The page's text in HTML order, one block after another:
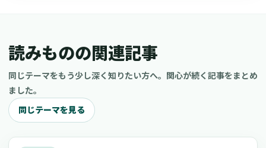
読みものの関連記事
同じテーマをもう少し深く知りたい方へ。関心が続く記事をまとめ
ました。
同じテーマを見る